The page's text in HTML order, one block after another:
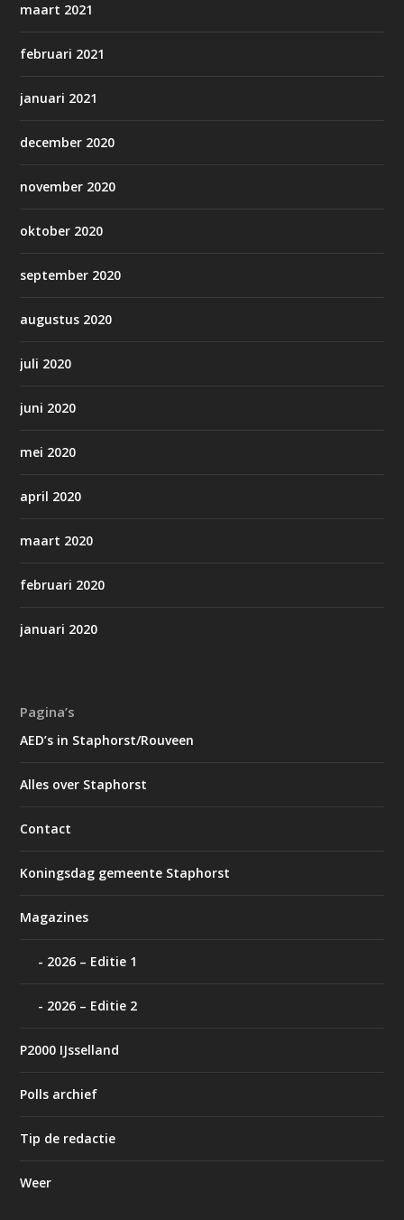
maart 2021
februari 2021
januari 2021
december 2020
november 2020
oktober 2020
september 2020
augustus 2020
juli 2020
juni 2020
mei 2020
april 2020
maart 2020
februari 2020
januari 2020
Pagina’s
AED’s in Staphorst/Rouveen
Alles over Staphorst
Contact
Koningsdag gemeente Staphorst
Magazines
2026 – Editie 1
2026 – Editie 2
P2000 IJsselland
Polls archief
Tip de redactie
Weer